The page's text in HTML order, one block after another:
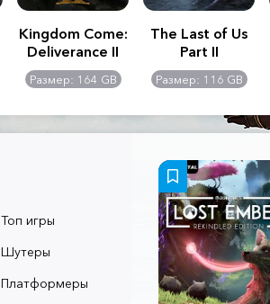
Kingdom Come:
Deliverance II
Размер: 164 GB
The Last of Us
Part II
Remastered
Размер: 116 GB
Топ игры
Шутеры
Платформеры